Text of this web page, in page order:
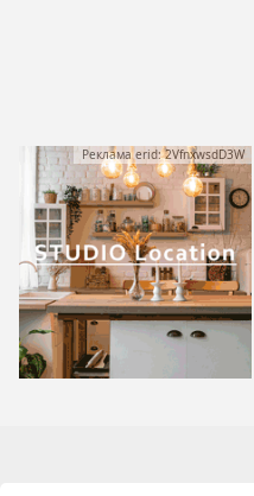
Реклама erid: 2VfnxwsdD3W